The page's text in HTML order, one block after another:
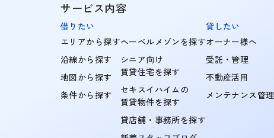
サービス内容
借りたい
エリアから探す
沿線から探す
地図から探す
条件から探す
ヘーベルメゾンを探す
シニア向け
賃貸住宅を探す
セキスイハイムの
賃貸物件を探す
貸店舗・事務所を探す
貸したい
オーナー様へ
受託・管理
不動産活用
メンテナンス管理